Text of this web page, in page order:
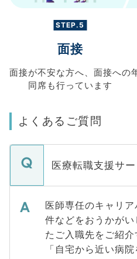
STEP.5
面接
面接が不安な方へ、 面接への
同席も行っています
よくあるご質問
医療転職支援サ
医師専任のキャリ
件などをおうかが
たご入職先をご紹介
「自宅から近い病